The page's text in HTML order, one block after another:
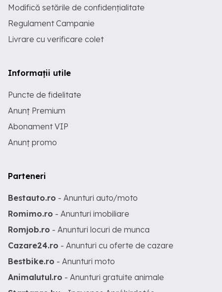
Modifică setările de confidențialitate
Regulament Campanie
Livrare cu verificare colet
Informații utile
Puncte de fidelitate
Anunț Premium
Abonament VIP
Anunț promo
Parteneri
Bestauto.ro - Anunturi auto/moto
Romimo.ro - Anunturi imobiliare
Romjob.ro - Anunturi locuri de munca
Cazare24.ro - Anunturi cu oferte de cazare
Bestbike.ro - Anunturi moto
Animalutul.ro - Anunturi gratuite animale